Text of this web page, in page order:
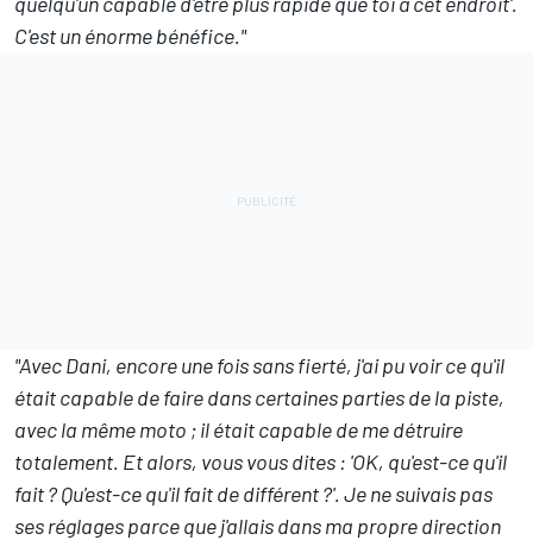
C'est un énorme bénéfice."
"Avec Dani, encore une fois sans fierté, j'ai pu voir ce qu'il
était capable de faire dans certaines parties de la piste,
avec la même moto ; il était capable de me détruire
totalement. Et alors, vous vous dites : 'OK, qu'est-ce qu'il
fait ? Qu'est-ce qu'il fait de différent ?'. Je ne suivais pas
ses réglages parce que j'allais dans ma propre direction